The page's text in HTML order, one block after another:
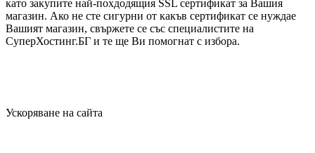
като закупите най-похдодящия SSL сертификат за Вашия
магазин. Ако не сте сигурни от какъв сертификат се нуждае
Вашият магазин, свържете се със специалистите на
СуперХостинг.БГ и те ще Ви помогнат с избора.
Ускоряване на сайта